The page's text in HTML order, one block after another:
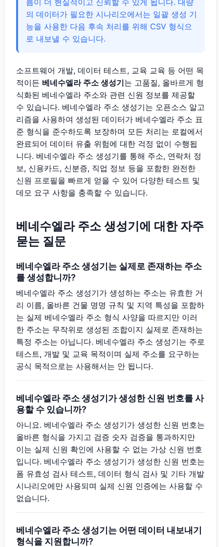
름이 더 현실적이고 신뢰할 수 있게 됩니다. 대량
의 데이터가 필요한 시나리오에서는 일괄 생성 기
능을 사용한 다음 후속 처리를 위해 CSV 형식으
로 내보낼 수 있습니다.
소프트웨어 개발, 데이터 테스트, 교육 교육 등 어떤 목
적이든 베네수엘라 주소 생성기는 고품질, 올바르게 형
식화된 베네수엘라 주소와 관련 신원 정보를 제공할
수 있습니다. 베네수엘라 주소 생성기는 오픈소스 알고
리즘을 사용하여 생성된 데이터가 베네수엘라 주소 표
준 형식을 준수하도록 보장하며 모든 처리는 로컬에서
완료되어 데이터 유출 위험에 대한 걱정 없이 수행됩
니다. 베네수엘라 주소 생성기를 통해 주소, 연락처 정
보, 신용카드, 신분증, 직업 정보 등을 포함한 완전한
신원 프로필을 빠르게 얻을 수 있어 다양한 테스트 및
데모 요구 사항을 충족할 수 있습니다.
베네수엘라 주소 생성기에 대한 자주
묻는 질문
베네수엘라 주소 생성기는 실제로 존재하는 주소
를 생성합니까?
베네수엘라 주소 생성기가 생성하는 주소는 유효한 거
리 이름, 올바른 건물 명명 규칙 및 지역 특성을 포함하
는 실제 베네수엘라 주소 형식 사양을 따르지만 이러
한 주소는 무작위로 생성된 조합이지 실제로 존재하는
특정 주소는 아닙니다. 베네수엘라 주소 생성기는 주로
테스트, 개발 및 교육 목적이며 실제 주소를 요구하는
공식 목적으로는 사용해서는 안 됩니다.
베네수엘라 주소 생성기가 생성한 신원 번호를 사
용할 수 있습니까?
아니요. 베네수엘라 주소 생성기가 생성한 신원 번호는
올바른 형식을 가지고 검증 숫자 검증을 통과하지만
이는 실제 신원 확인에 사용할 수 없는 가상 신원 번호
입니다. 베네수엘라 주소 생성기가 생성한 신원 번호는
폼 유효성 검사 테스트, 데이터 형식 검사 및 기타 개발
시나리오에만 사용되며 실제 신원 인증에는 사용할 수
없습니다.
베네수엘라 주소 생성기는 어떤 데이터 내보내기
형식을 지원합니까?